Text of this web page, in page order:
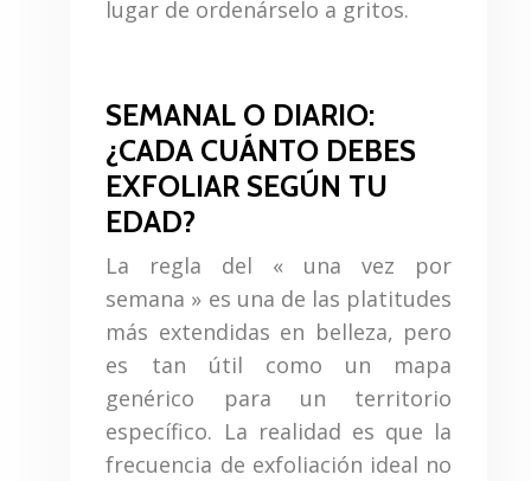
lugar de ordenárselo a gritos.
SEMANAL O DIARIO:
¿CADA CUÁNTO DEBES
EXFOLIAR SEGÚN TU
EDAD?
La regla del « una vez por
semana » es una de las platitudes
más extendidas en belleza, pero
es tan útil como un mapa
genérico para un territorio
específico. La realidad es que la
frecuencia de exfoliación ideal no